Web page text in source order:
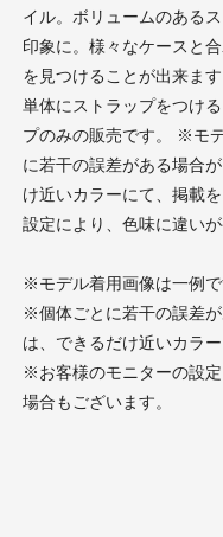
イル。ボリュームのある
印象に。様々なケースと
を見つけることが出来ま
単体にストラップをつけ
プのみの販売です。 ※モ
に若干の誤差がある場合
け近いカラーにて、掲載
設定により、色味に違い
※モデル着用画像は一例で
※個体ごとに若干の誤差
は、できるだけ近いカラ
※お客様のモニターの設
場合もございます。